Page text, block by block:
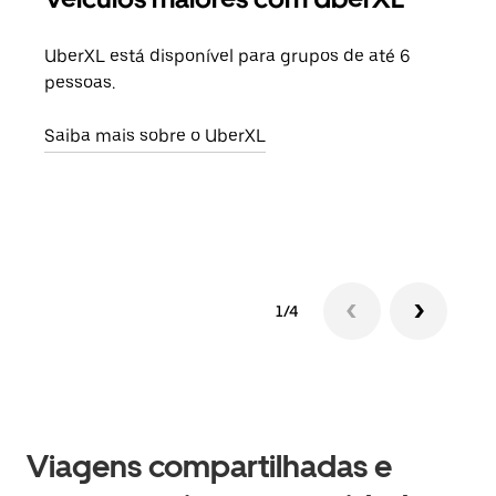
UberXL está disponível para grupos de até 6
pessoas.
Saiba mais sobre o UberXL
1/4
Viagens compartilhadas e